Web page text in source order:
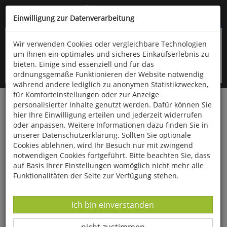
Kompletten Head der Seite überspringen
oder (06766) 9323-960
Startseite Bücher Essen & Trinken
Schlehen & Hagebutten
Einwilligung zur Datenverarbeitung
Wir verwenden Cookies oder vergleichbare Technologien
um Ihnen ein optimales und sicheres Einkaufserlebnis zu
bieten. Einige sind essenziell und für das
ordnungsgemäße Funktionieren der Website notwendig
während andere lediglich zu anonymen Statistikzwecken,
für Komforteinstellungen oder zur Anzeige
personalisierter Inhalte genutzt werden. Dafür können Sie
hier Ihre Einwilligung erteilen und jederzeit widerrufen
oder anpassen. Weitere Informationen dazu finden Sie in
unserer Datenschutzerklärung. Sollten Sie optionale
Cookies ablehnen, wird Ihr Besuch nur mit zwingend
notwendigen Cookies fortgeführt. Bitte beachten Sie, dass
auf Basis Ihrer Einstellungen womöglich nicht mehr alle
Funktionalitäten der Seite zur Verfügung stehen.
Datenverarbeitung -
Ich bin einverstanden